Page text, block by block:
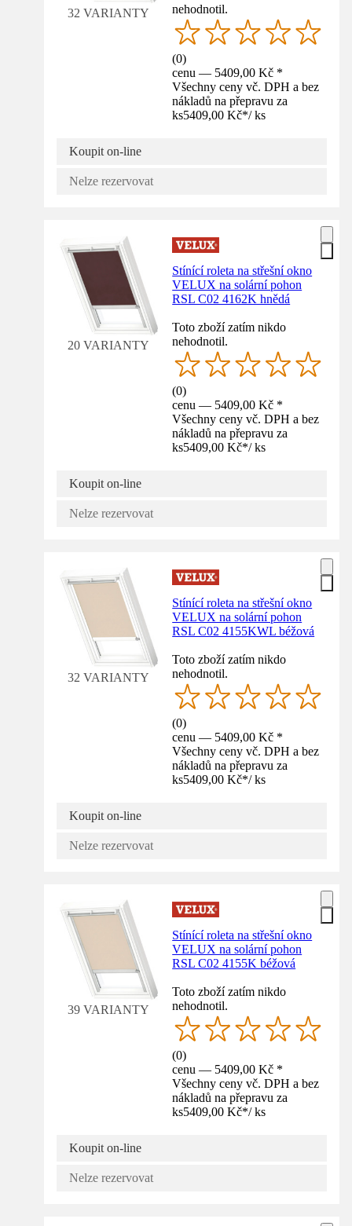
32 VARIANTY
nehodnotil.
(0)
cenu — 5409,00 Kč *
Všechny ceny vč. DPH a bez
nákladů na přepravu za
ks5409,00 Kč*/ ks
Koupit on-line
Nelze rezervovat
20 VARIANTY
Stínící roleta na střešní okno
VELUX na solární pohon
RSL C02 4162K hnědá
Toto zboží zatím nikdo
nehodnotil.
(0)
cenu — 5409,00 Kč *
Všechny ceny vč. DPH a bez
nákladů na přepravu za
ks5409,00 Kč*/ ks
Koupit on-line
Nelze rezervovat
32 VARIANTY
Stínící roleta na střešní okno
VELUX na solární pohon
RSL C02 4155KWL béžová
Toto zboží zatím nikdo
nehodnotil.
(0)
cenu — 5409,00 Kč *
Všechny ceny vč. DPH a bez
nákladů na přepravu za
ks5409,00 Kč*/ ks
Koupit on-line
Nelze rezervovat
39 VARIANTY
Stínící roleta na střešní okno
VELUX na solární pohon
RSL C02 4155K béžová
Toto zboží zatím nikdo
nehodnotil.
(0)
cenu — 5409,00 Kč *
Všechny ceny vč. DPH a bez
nákladů na přepravu za
ks5409,00 Kč*/ ks
Koupit on-line
Nelze rezervovat